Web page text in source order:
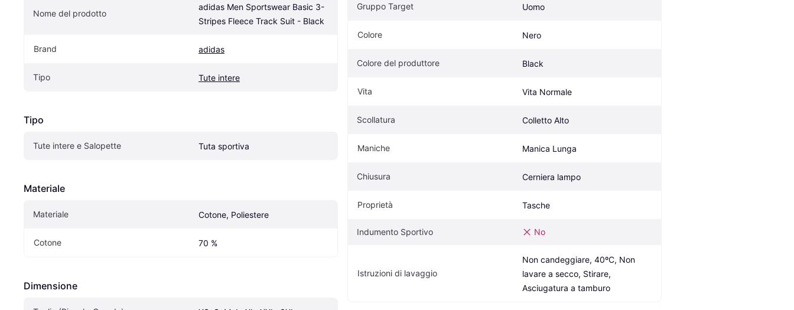
Nome del prodotto
adidas Men Sportswear Basic 3-
Stripes Fleece Track Suit - Black
Brand adidas
Tipo Tute intere
Tipo
Tute intere e Salopette Tuta sportiva
Materiale
Materiale Cotone, Poliestere
Cotone 70 %
Dimensione
Gruppo Target Uomo
Colore Nero
Colore del produttore Black
Vita Vita Normale
Scollatura Colletto Alto
Maniche Manica Lunga
Chiusura Cerniera lampo
Proprietà Tasche
Indumento Sportivo No
Istruzioni di lavaggio
Non candeggiare, 40ºC, Non
lavare a secco, Stirare,
Asciugatura a tamburo